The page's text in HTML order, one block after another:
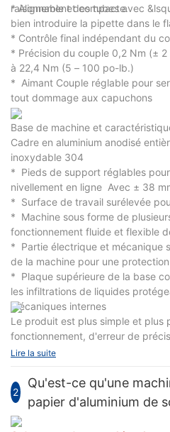
raisonnable et compacte.
* Alignement des tubes avec
bien introduire la pipette dans le
* Contrôle final indépendant du
* Précision du couple 0,2 Nm (±
à 22,4 Nm (5 – 100 po-lb.)
* Aimant Couple réglable pour
tout dommage aux capuchons
Base de machine et
Cadre en aluminium anodisé
inoxydable 304
* Pieds de support réglables
nivellement en ligne Avec ± 38
* Surface de travail surélevée
* Machine sous forme de
fonctionnement fluide et flexible
* Partie électrique et mécanique
de la machine pour une
* Plaque supérieure de la base
les infiltrations de liquides
mécaniques internes
Le produit est plus simple et plus
fonctionnement, d'erreur de
l'installation, de nettoyage de
raisonnable, une belle apparence,
maintenance pratiques et est
conception GMP. L'ajustement
premier ajustement sur une
Lire la suite
2
Qu'est-ce qu'une
papier d'aluminium de